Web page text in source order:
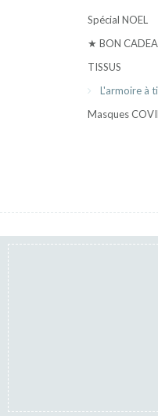
Spécial NOEL
★ BON
TISSUS
L'armoire à
Masques